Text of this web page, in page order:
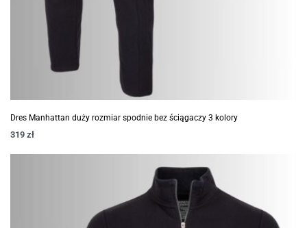
Dres Manhattan duży rozmiar spodnie bez ściągaczy 3 kolory
319 zł